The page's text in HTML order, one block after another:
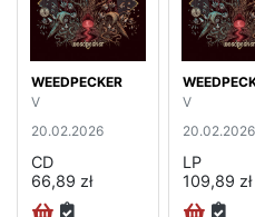
WEEDPECKER
V
20.02.2026
CD
66,89 zł
V
20.02.2026
LP
109,89 zł